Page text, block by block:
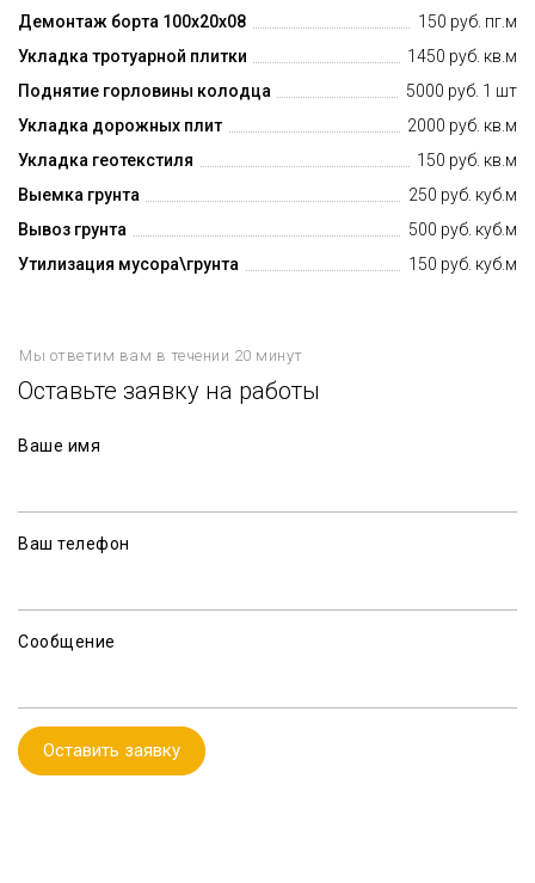
Демонтаж борта 100х20х08
150 руб. пг.м
Укладка тротуарной плитки
1450 руб. кв.м
Поднятие горловины колодца
5000 руб. 1 шт
Укладка дорожных плит
2000 руб. кв.м
Укладка геотекстиля
150 руб. кв.м
Выемка грунта
250 руб. куб.м
Вывоз грунта
500 руб. куб.м
Утилизация мусора\грунта
150 руб. куб.м
Оставьте заявку на работы
Мы ответим вам в течении 20 минут
Ваше имя
Ваш телефон
Сообщение
Оставить заявку